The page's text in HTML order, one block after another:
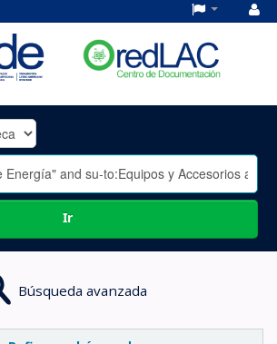
Ir
Búsqueda avanzada